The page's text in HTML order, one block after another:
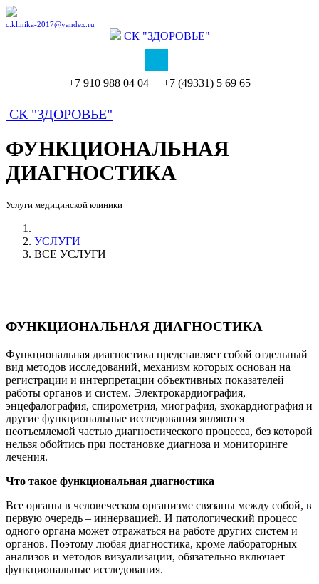
c.klinika-2017@yandex.ru
СК "ЗДОРОВЬЕ"
+7 910 988 04 04 +7 (49331) 5 69 65
СК "ЗДОРОВЬЕ"
ФУНКЦИОНАЛЬНАЯ
ДИАГНОСТИКА
Услуги медицинской клиники
УСЛУГИ
ВСЕ УСЛУГИ
ФУНКЦИОНАЛЬНАЯ ДИАГНОСТИКА
Функциональная диагностика представляет собой отдельный
вид методов исследований, механизм которых основан на
регистрации и интерпретации объективных показателей
работы органов и систем. Электрокардиография,
энцефалография, спирометрия, миография, эхокардиография и
другие функциональные исследования являются
неотъемлемой частью диагностического процесса, без которой
нельзя обойтись при постановке диагноза и мониторинге
лечения.
Что такое функциональная диагностика
Все органы в человеческом организме связаны между собой, в
первую очередь – иннервацией. И патологический процесс
одного органа может отражаться на работе других систем и
органов. Поэтому любая диагностика, кроме лабораторных
анализов и методов визуализации, обязательно включает
функциональные исследования.